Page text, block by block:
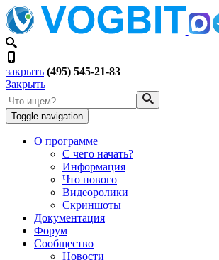
закрыть (495) 545-21-83
Закрыть
Toggle navigation
О программе
С чего начать?
Информация
Что нового
Видеоролики
Скриншоты
Документация
Форум
Сообщество
Новости